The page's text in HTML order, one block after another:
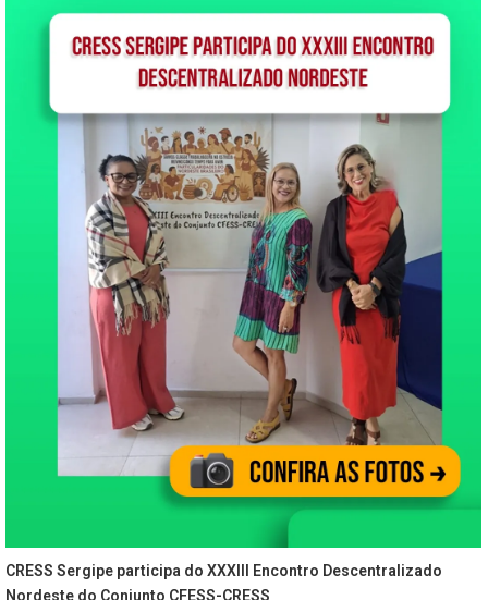
CRESS Sergipe participa do XXXIII Encontro Descentralizado
Nordeste do Conjunto CFESS-CRESS